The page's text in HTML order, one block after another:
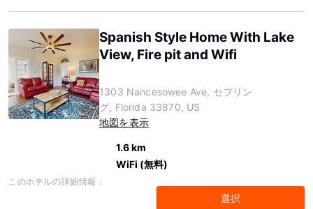
Spanish Style Home With Lake
View, Fire pit and Wifi
1303 Nancesowee Ave, セブリン
グ, Florida 33870, US
地図を表示
1.6 km
WiFi (無料)
このホテルの詳細情報：
選択